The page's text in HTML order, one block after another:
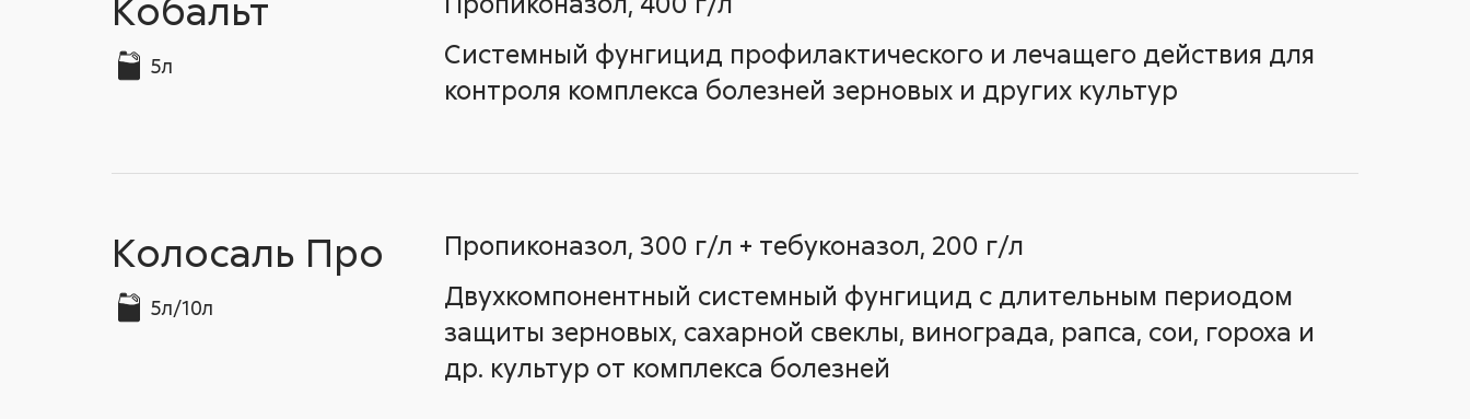
5л
Системный фунгицид профилактического и лечащего действия для
контроля комплекса болезней зерновых и других культур
Колосаль Про
5л/10л
Пропиконазол, 300 г/л + тебуконазол, 200 г/л
Двухкомпонентный системный фунгицид с длительным периодом
защиты зерновых, сахарной свеклы, винограда, рапса, сои, гороха и
др. культур от комплекса болезней